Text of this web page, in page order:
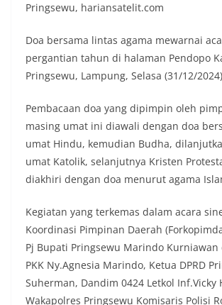
Pringsewu, hariansatelit.com
Doa bersama lintas agama mewarnai
pergantian tahun di halaman Pendopo
Pringsewu, Lampung, Selasa (31/12/
Pembacaan doa yang dipimpin oleh
masing umat ini diawali dengan doa
umat Hindu, kemudian Budha,
umat Katolik, selanjutnya Kristen
diakhiri dengan doa menurut agama
Kegiatan yang terkemas dalam acara
Koordinasi Pimpinan Daerah
Pj Bupati Pringsewu Marindo Kurniawan
PKK Ny.Agnesia Marindo, Ketua DPRD
Suherman, Dandim 0424 Letkol Inf.Vicky
Wakapolres Pringsewu Komisaris Polisi